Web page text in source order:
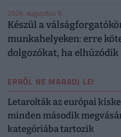
2026. augusztus 6.
Készül a
munkahelyeken: erre
dolgozókat, ha elhúzódik
ERRŐL NE MARADJ LE!
Letarolták az európai
minden második
kategóriába tartozik